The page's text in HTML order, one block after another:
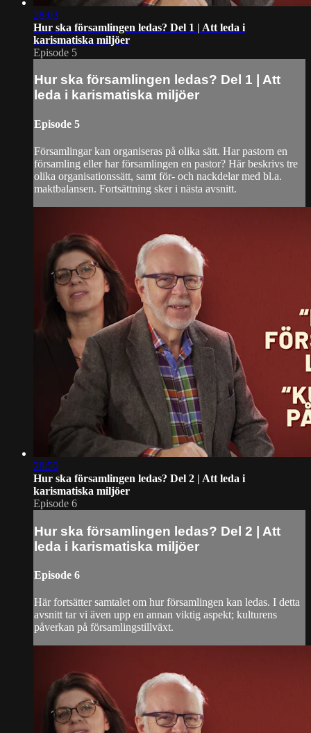
28:03
Hur ska församlingen ledas? Del 1 | Att leda i
karismatiska miljöer
Episode 5
Hur ska församlingen ledas? Del 1 | Att
leda i karismatiska miljöer
Episode 5
Församlingar kan organiseras på olika sätt. Har pastorn en
församling eller har församlingen en pastor? Här beskrivs tre
olika organisationssätt, samt för- och nackdelar med bl.a.
maktbalansen. Fortsättning sker i nästa avsnitt.
28:50
Hur ska församlingen ledas? Del 2 | Att leda i
karismatiska miljöer
Episode 6
Hur ska församlingen ledas? Del 2 | Att
leda i karismatiska miljöer
Episode 6
Här fortsätter samtalet om hur församlingen kan ledas. I detta
avsnitt tar vi även upp en annan viktig aspekt; kulturens
påverkan på församlingstillväxt.